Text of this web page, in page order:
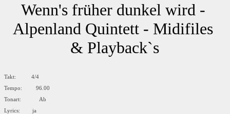
Wenn's früher dunkel wird -
Alpenland Quintett - Midifiles
& Playback`s
Takt: 4/4
Tempo: 96.00
Tonart: Ab
Lyrics: ja